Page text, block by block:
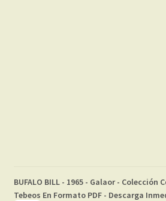
BUFALO BILL - 1965 - Galaor - Colección
Tebeos En Formato PDF - Descarga